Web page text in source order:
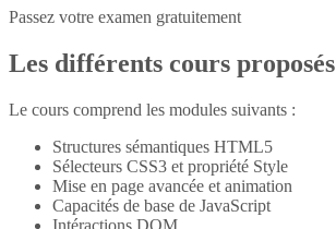
Passez votre examen gratuitement
Les différents cours proposés
Le cours comprend les modules suivants :
Structures sémantiques HTML5
Sélecteurs CSS3 et propriété Style
Mise en page avancée et animation
Capacités de base de JavaScript
Intéractions DOM